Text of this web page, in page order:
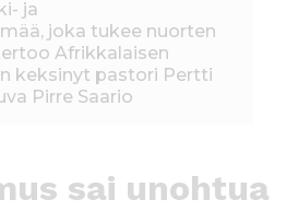
ja
joka tukee nuorten
Afrikkalaisen
keksinyt pastori Pertti
Pirre Saario
sai unohtua